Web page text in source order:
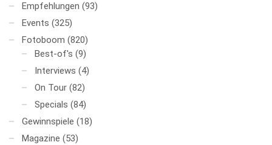
Empfehlungen (93)
Events (325)
Fotoboom (820)
Best-of's (9)
Interviews (4)
On Tour (82)
Specials (84)
Gewinnspiele (18)
Magazine (53)